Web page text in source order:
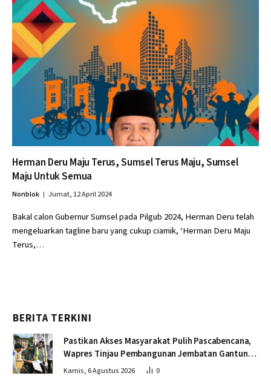
Herman Deru Maju Terus, Sumsel Terus Maju, Sumsel
Maju Untuk Semua
Nonblok Jumat, 12 April 2024
Bakal calon Gubernur Sumsel pada Pilgub 2024, Herman Deru telah
mengeluarkan tagline baru yang cukup ciamik, ‘Herman Deru Maju
Terus,…
BERITA TERKINI
Pastikan Akses Masyarakat Pulih Pascabencana,
Wapres Tinjau Pembangunan Jembatan Gantung
Kendawi
Kamis, 6 Agustus 2026 0